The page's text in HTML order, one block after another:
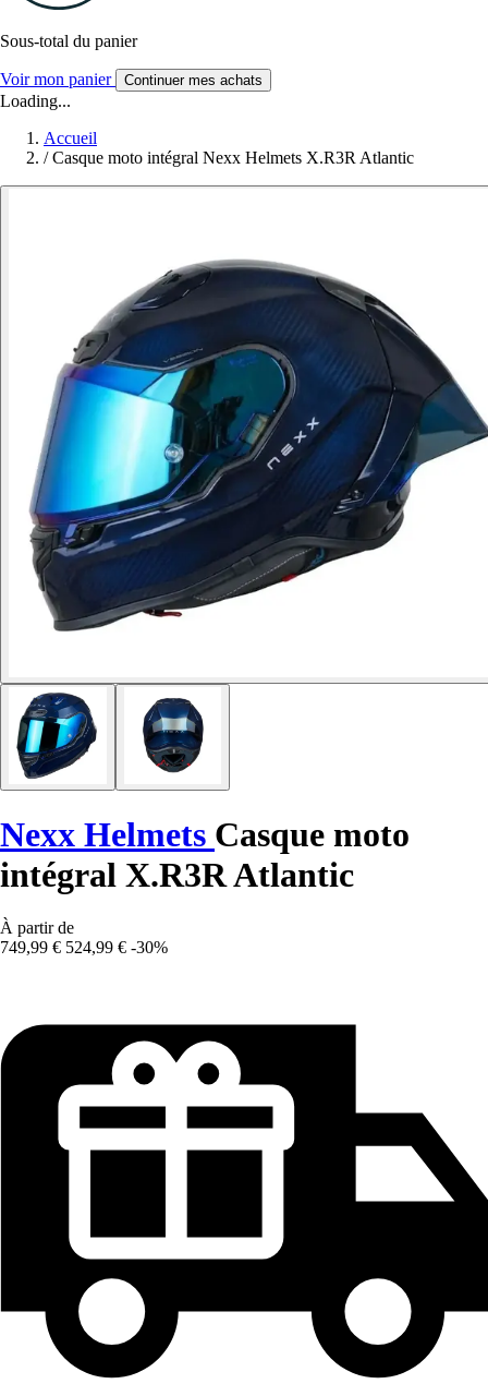
Sous-total du panier
Voir mon panier Continuer mes achats
Loading...
Accueil
/ Casque moto intégral Nexx Helmets X.R3R Atlantic
Nexx Helmets Casque moto
intégral X.R3R Atlantic
À partir de
749,99 € 524,99 € -30%